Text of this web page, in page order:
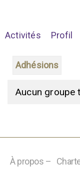
Activités Profil
Adhésions
G
u
p
Aucun groupe
À propos –